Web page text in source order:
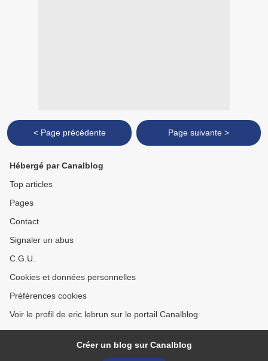
< Page précédente Page suivante >
Hébergé par Canalblog
Top articles
Pages
Contact
Signaler un abus
C.G.U.
Cookies et données personnelles
Préférences cookies
Voir le profil de eric lebrun sur le portail Canalblog
Créer un blog sur Canalblog